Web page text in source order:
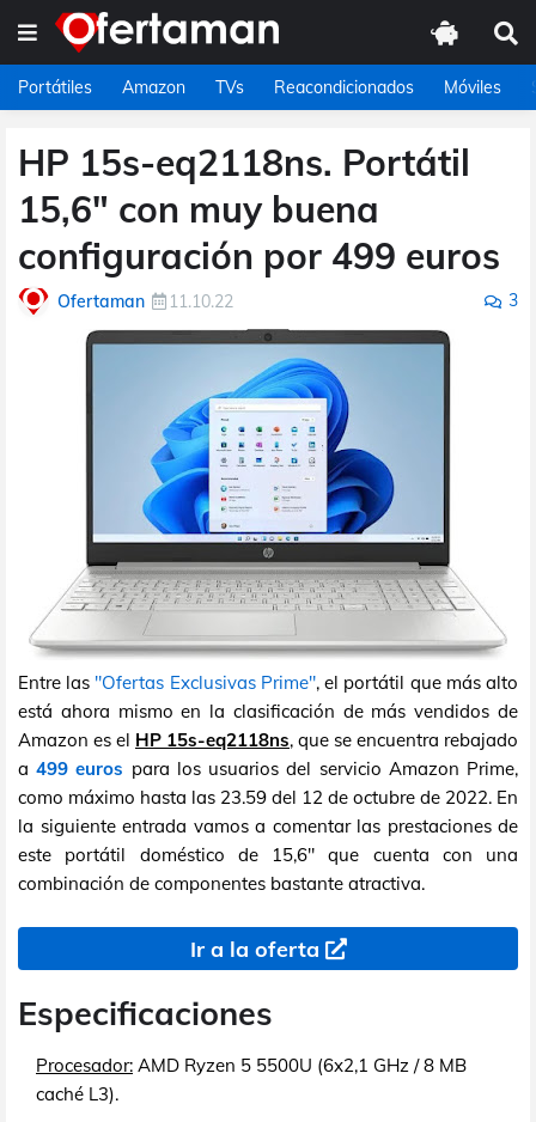
Portátiles Amazon TVs Reacondicionados Móviles
HP 15s-eq2118ns. Portátil
15,6" con muy buena
configuración por 499 euros
Ofertaman 11.10.22 3
Entre las "Ofertas Exclusivas Prime", el portátil que más alto
está ahora mismo en la clasificación de más vendidos de
Amazon es el HP 15s-eq2118ns, que se encuentra rebajado
a499 euros para los usuarios del servicio Amazon Prime,
como máximo hasta las 23.59 del 12 de octubre de 2022. En
la siguiente entrada vamos a comentar las prestaciones de
este portátil doméstico de 15,6" que cuenta con una
combinación de componentes bastante atractiva.
Ir a la oferta
Especificaciones
Procesador: AMD Ryzen 5 5500U (6x2,1 GHz / 8 MB
caché L3).